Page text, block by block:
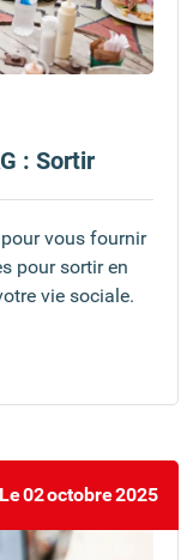
: Sortir
vous fournir
pour sortir en
vie sociale.
Le02octobre2025